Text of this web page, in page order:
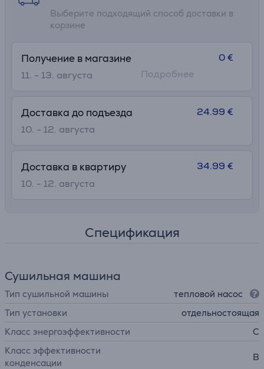
Выберите подходящий способ доставки в
корзине
Получение в магазине
11. - 13. августа
0 €
Подробнее
Доставка до подъезда
10. - 12. августа
24.99 €
Доставка в квартиру
10. - 12. августа
34.99 €
Спецификация
Сушильная машина
Тип сушильной машины
тепловой насос
Тип установки
отдельностоящая
Класс энергоэффективности
C
Класс эффективности
конденсации
B